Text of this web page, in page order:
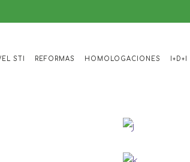
STI REFORMAS HOMOLOGACIONES I+D+I
New